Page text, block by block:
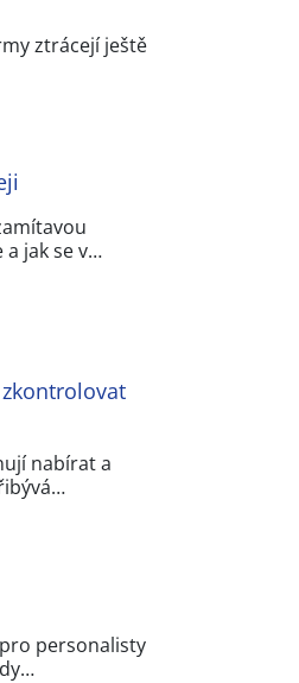
ztrácejí ještě
a jak se v…
nabírat a
personalisty